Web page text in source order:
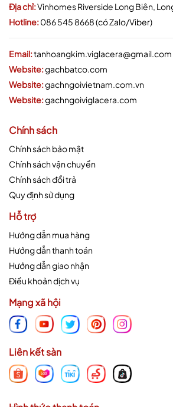
Địa chỉ:Vinhomes Riverside Long Biên,
Hotline:086 545 8668 (có Zalo/Viber)
Email:tanhoangkim.viglacera@gmail.com
Website:gachbatco.com
Website:gachngoivietnam.com.vn
Website:gachngoiviglacera.com
Chính sách
Chính sách bảo mật
Chính sách vận chuyển
Chính sách đổi trả
Quy định sử dụng
Hỗ trợ
Hướng dẫn mua hàng
Hướng dẫn thanh toán
Hướng dẫn giao nhận
Điều khoản dịch vụ
Mạng xã hội
Liên kết sàn